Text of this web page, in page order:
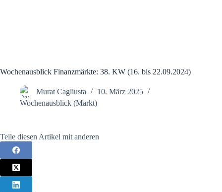
Wochenausblick Finanzmärkte: 38. KW (16. bis 22.09.2024)
Murat Cagliusta
10. März 2025
Wochenausblick (Markt)
Teile diesen Artikel mit anderen